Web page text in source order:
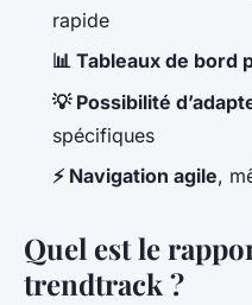
rapide
📊 Tableaux de bord
💡 Possibilité
spécifiques
⚡ Navigation agile,
Quel est le
trendtrack ?